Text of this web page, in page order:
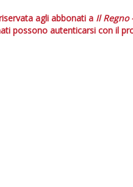
agli abbonati a Il
possono autenticarsi con il